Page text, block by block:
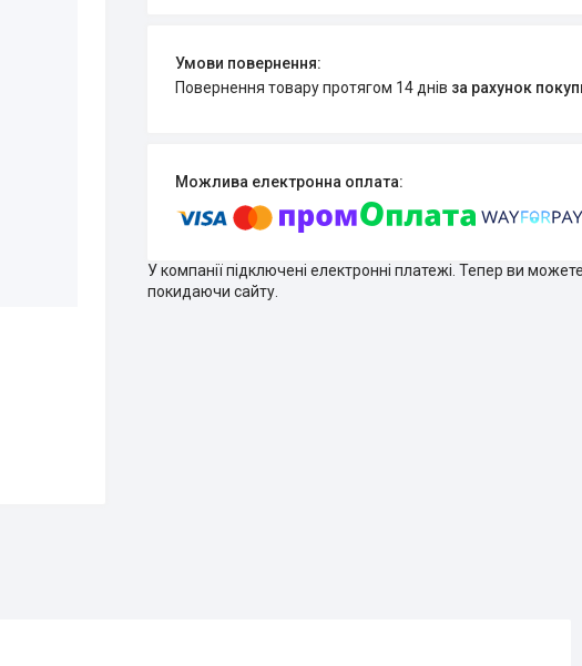
повернення товару протягом 14 днів за рахунок
У компанії підключені електронні платежі. Тепер ви
покидаючи сайту.